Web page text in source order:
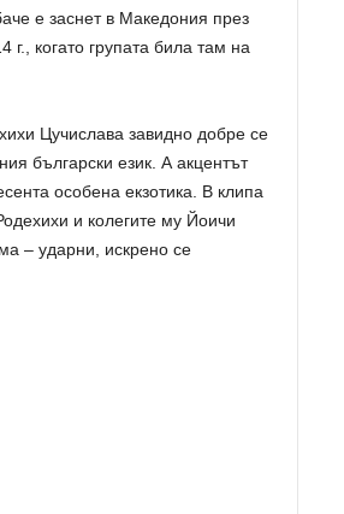
е заснет в Македония през
г., когато групата била там на
Цучислава завидно добре се
български език. А акцентът
особена екзотика. В клипа
и колегите му Йоичи
– ударни, искрено се